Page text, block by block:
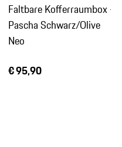
Faltbare Kofferraumbox -
Pascha Schwarz/Olive
Neo
€ 95,90